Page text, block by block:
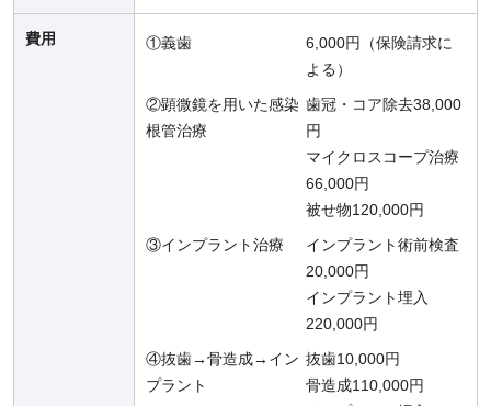
費用 ①義歯
6,000円（保険請求に
よる）
②顕微鏡を用いた感染
根管治療
歯冠・コア除去38,000
円
マイクロスコープ治療
66,000円
被せ物120,000円
③インプラント治療
インプラント術前検査
20,000円
インプラント埋入
220,000円
④抜歯→骨造成→イン
プラント
抜歯10,000円
骨造成110,000円